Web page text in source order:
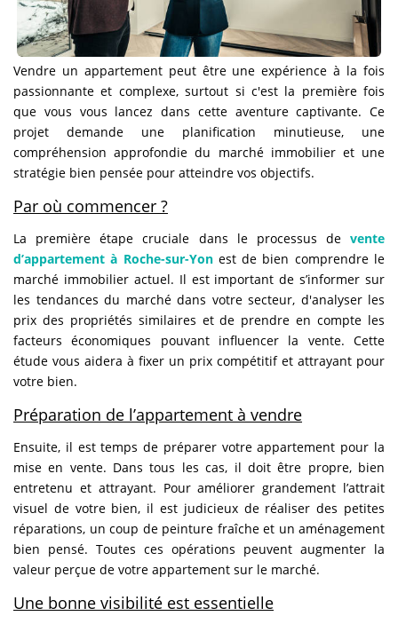
FNAIM
Vendre un appartement peut être une expérience à la fois
passionnante et complexe, surtout si c'est la première fois
que vous vous lancez dans cette aventure captivante. Ce
projet demande une planification minutieuse, une
compréhension approfondie du marché immobilier et une
stratégie bien pensée pour atteindre vos objectifs.
Par où commencer ?
La première étape cruciale dans le processus de vente
d’appartement à Roche-sur-Yonest de bien comprendre le
marché immobilier actuel. Il est important de s’informer sur
les tendances du marché dans votre secteur, d'analyser les
prix des propriétés similaires et de prendre en compte les
facteurs économiques pouvant influencer la vente. Cette
étude vous aidera à fixer un prix compétitif et attrayant pour
votre bien.
Préparation de l’appartement à vendre
Ensuite, il est temps de préparer votre appartement pour la
mise en vente. Dans tous les cas, il doit être propre, bien
entretenu et attrayant. Pour améliorer grandement l’attrait
visuel de votre bien, il est judicieux de réaliser des petites
réparations, un coup de peinture fraîche et un aménagement
bien pensé. Toutes ces opérations peuvent augmenter la
valeur perçue de votre appartement sur le marché.
Une bonne visibilité est essentielle